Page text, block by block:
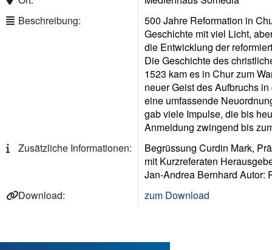
Beschreibung:
500 Jahre Reformation in
Geschichte mit viel Licht,
die Entwicklung der
Die Geschichte des
1523 kam es in Chur zum
neuer Geist des Aufbruchs
eine umfassende
gab viele Impulse, die bis
Anmeldung zwingend bis
Zusätzliche Informationen:
Begrüssung Curdin Mark,
mit Kurzreferaten
Jan-Andrea Bernhard Autor:
Download:
zum Download